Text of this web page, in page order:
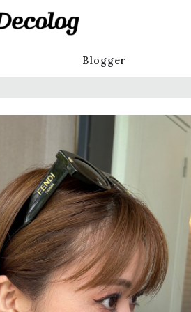
Blogger